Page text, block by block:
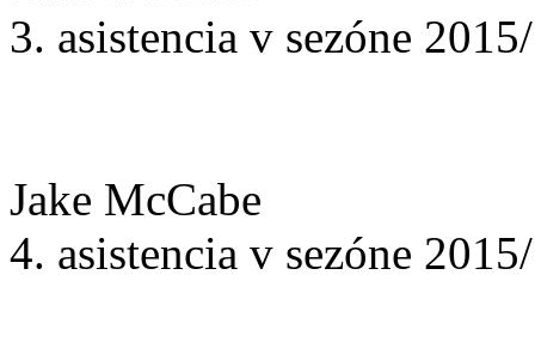
3. asistencia v sezóne
Jake McCabe
4. asistencia v sezóne